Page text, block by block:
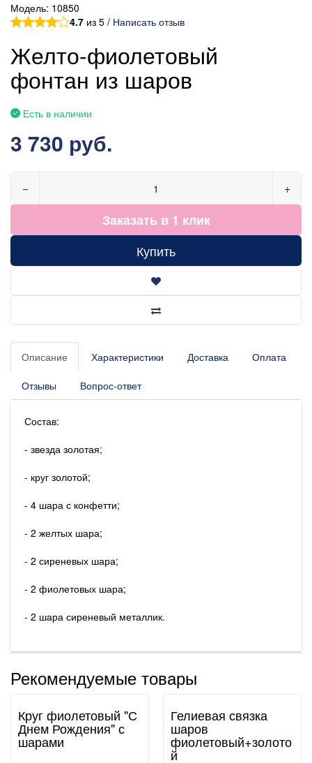
Модель: 10850
4.7 из 5 / Написать отзыв
Желто-фиолетовый
фонтан из шаров
Есть в наличии
3 730 руб.
− +
Заказать в 1 клик
Купить
Описание Характеристики Доставка Оплата
Отзывы Вопрос-ответ
Состав:
- звезда золотая;
- круг золотой;
- 4 шара с конфетти;
- 2 желтых шара;
- 2 сиреневых шара;
- 2 фиолетовых шара;
- 2 шара сиреневый металлик.
Рекомендуемые товары
Круг фиолетовый "С
Днем Рождения" с
шарами
Гелиевая связка
шаров
фиолетовый+золото
й